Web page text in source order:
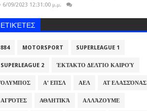
6/09/2023 12:31:00 μ.μ.
ΕΤΙΚΈΤΕΣ
884 MOTORSPORT SUPERLEAGUE 1
SUPERLEAGUE 2 ΈΚΤΑΚΤΟ ΔΕΛΤΊΟ ΚΑΙΡΟΎ
ΌΛΥΜΠΟΣ Α' ΕΠΣΛ ΑΕΛ ΑΤ ΕΛΑΣΣΌΝΑΣ
ΑΓΡΌΤΕΣ ΑΘΛΗΤΙΚΆ ΑΛΛΆΖΟΥΜΕ